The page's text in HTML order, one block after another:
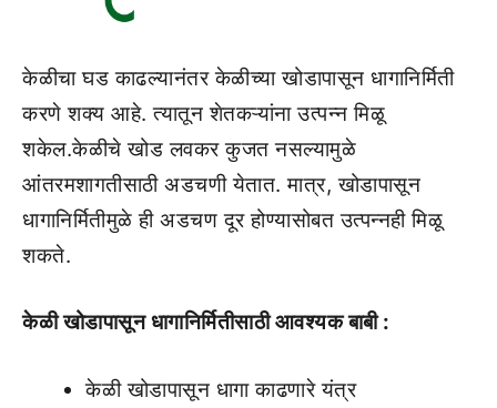
केळीचा घड काढल्यानंतर केळीच्या खोडापासून धागानिर्मिती
करणे शक्‍य आहे. त्यातून शेतकऱ्यांना उत्पन्न मिळू
शकेल.केळीचे खोड लवकर कुजत नसल्यामुळे
आंतरमशागतीसाठी अडचणी येतात. मात्र, खोडापासून
धागानिर्मितीमुळे ही अडचण दूर होण्यासोबत उत्पन्नही मिळू
शकते.
केळी खोडापासून धागानिर्मितीसाठी आवश्‍यक बाबी :
केळी खोडापासून धागा काढणारे यंत्र